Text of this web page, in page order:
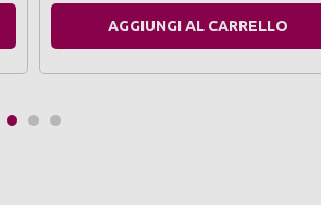
AGGIUNGI AL CARRELLO